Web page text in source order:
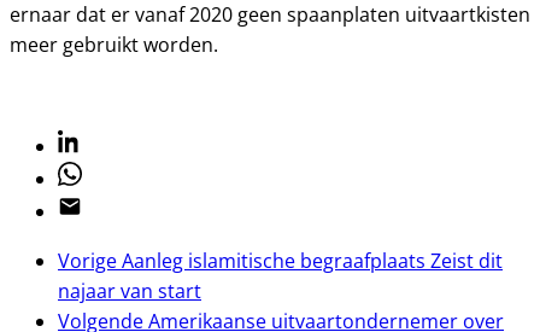
ernaar dat er vanaf 2020 geen spaanplaten uitvaartkisten
meer gebruikt worden.
Linkedin
Whatsapp
Email
VorigeAanleg islamitische begraafplaats Zeist dit
najaar van start
VolgendeAmerikaanse uitvaartondernemer over